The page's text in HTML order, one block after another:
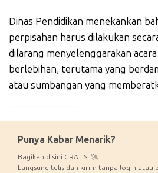
Dinas Pendidikan menekankan
perpisahan harus dilakukan
dilarang menyelenggarakan
berlebihan, terutama yang
atau sumbangan yang
Punya Kabar Menarik?
Bagikan disini GRATIS! 🚀
Langsung tulis dan kirim tanpa login atau